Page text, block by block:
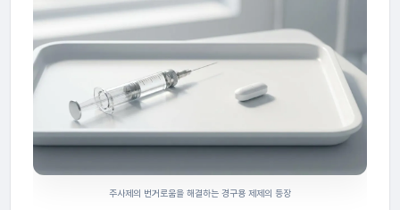
주사제의 번거로움을 해결하는 경구용 제제의 등장